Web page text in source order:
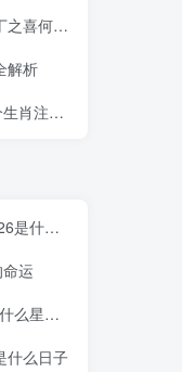
时降临
解析
好运连连
么星座
运
座啊
什么日子